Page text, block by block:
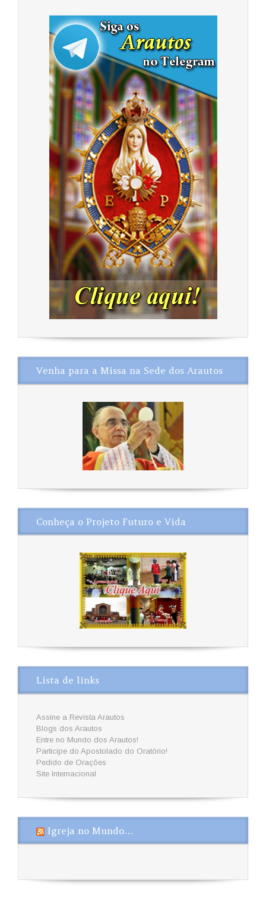
Venha para a Missa na Sede dos Arautos
Conheça o Projeto Futuro e Vida
Lista de links
Assine a Revista Arautos
Blogs dos Arautos
Entre no Mundo dos Arautos!
Participe do Apostolado do Oratório!
Pedido de Orações
Site Internacional
Igreja no Mundo…